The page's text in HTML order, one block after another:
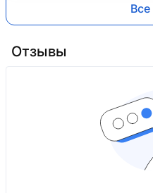
Все
Отзывы